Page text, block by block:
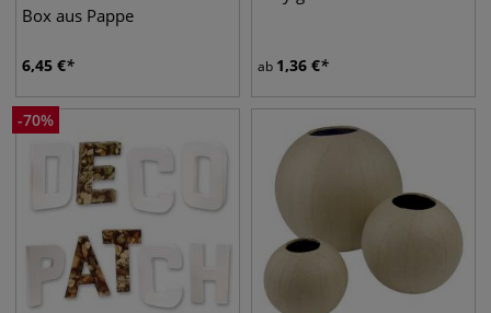
Box aus Pappe
6,45 € ab 1,36 €
-70%